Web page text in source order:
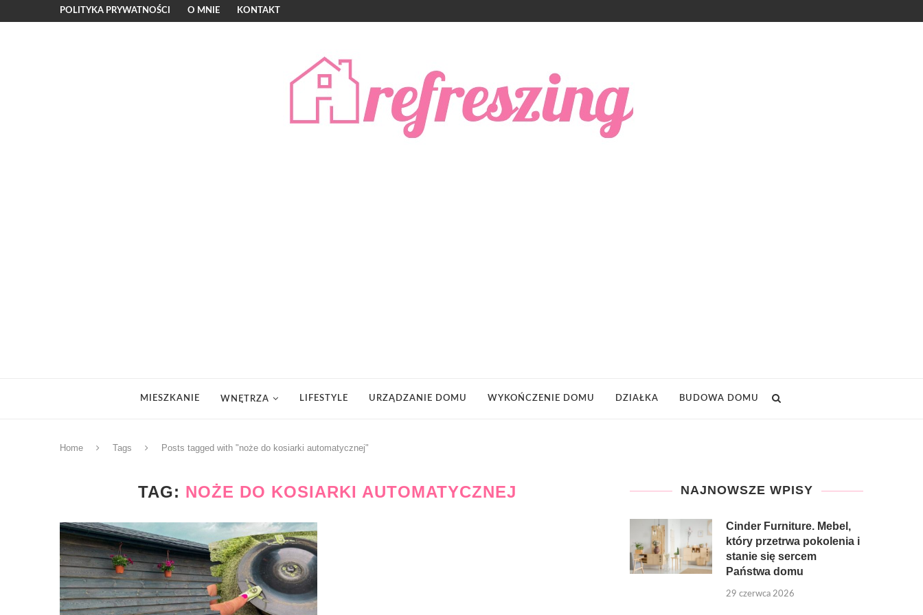
POLITYKA PRYWATNOŚCI O MNIE KONTAKT
MIESZKANIE WNĘTRZA LIFESTYLE URZĄDZANIE DOMU WYKOŃCZENIE DOMU DZIAŁKA BUDOWA DOMU
Home Tags Posts tagged with "noże do kosiarki automatycznej"
TAG: NOŻE DO KOSIARKI AUTOMATYCZNEJ NAJNOWSZE WPISY
Cinder Furniture. Mebel,
który przetrwa pokolenia i
stanie się sercem
Państwa domu
29 czerwca 2026